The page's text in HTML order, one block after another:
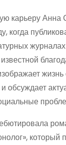
карьеру Анна
когда
обсуждает
который